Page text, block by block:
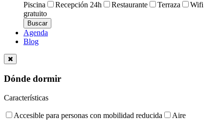
Piscina
Recepción 24h Restaurante Terraza
Wifi
gratuito
Agenda
Blog
Dónde dormir
Características
Accesible para personas con mobilidad reducida
Aire